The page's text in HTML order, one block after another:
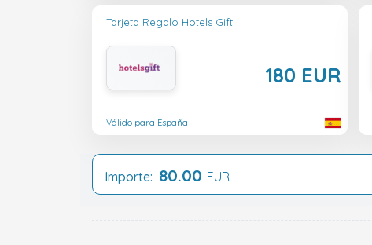
Tarjeta Regalo Hotels Gift
180 EUR
Válido para España
Importe: 80.00 EUR